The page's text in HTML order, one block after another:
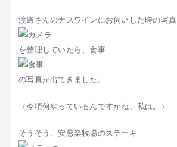
渡邊さんのナスワインにお伺いした時の写真
を整理していたら、食事
の写真が出てきました。
（今頃何やっているんですかね、私は。）
そうそう、安愚楽牧場のステーキ